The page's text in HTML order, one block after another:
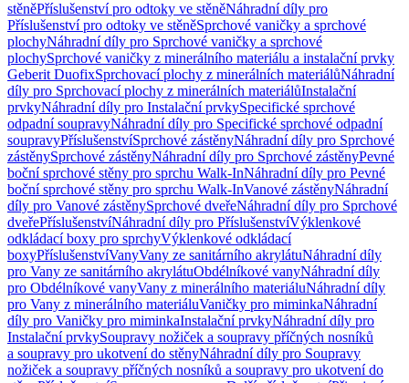
stěněPříslušenství pro odtoky ve stěněNáhradní díly pro
Příslušenství pro odtoky ve stěněSprchové vaničky a sprchové
plochyNáhradní díly pro Sprchové vaničky a sprchové
plochySprchové vaničky z minerálního materiálu a instalační prvky
Geberit DuofixSprchovací plochy z minerálních materiálůNáhradní
díly pro Sprchovací plochy z minerálních materiálůInstalační
prvkyNáhradní díly pro Instalační prvkySpecifické sprchové
odpadní soupravyNáhradní díly pro Specifické sprchové odpadní
soupravyPříslušenstvíSprchové zástěnyNáhradní díly pro Sprchové
zástěnySprchové zástěnyNáhradní díly pro Sprchové zástěnyPevné
boční sprchové stěny pro sprchu Walk-InNáhradní díly pro Pevné
boční sprchové stěny pro sprchu Walk-InVanové zástěnyNáhradní
díly pro Vanové zástěnySprchové dveřeNáhradní díly pro Sprchové
dveřePříslušenstvíNáhradní díly pro PříslušenstvíVýklenkové
odkládací boxy pro sprchyVýklenkové odkládací
boxyPříslušenstvíVanyVany ze sanitárního akrylátuNáhradní díly
pro Vany ze sanitárního akrylátuObdélníkové vanyNáhradní díly
pro Obdélníkové vanyVany z minerálního materiáluNáhradní díly
pro Vany z minerálního materiáluVaničky pro miminkaNáhradní
díly pro Vaničky pro miminkaInstalační prvkyNáhradní díly pro
Instalační prvkySoupravy nožiček a soupravy příčných nosníků
a soupravy pro ukotvení do stěnyNáhradní díly pro Soupravy
nožiček a soupravy příčných nosníků a soupravy pro ukotvení do